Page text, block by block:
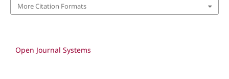
More Citation Formats
Open Journal Systems